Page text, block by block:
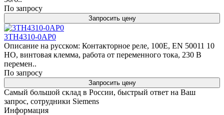
По запросу
Запросить цену
3TH4310-0AP0
Описание на русском: Контакторное реле, 100E, EN 50011 10
НО, винтовая клемма, работа от переменного тока, 230 В
перемен..
По запросу
Запросить цену
Самый большой склад в России, быстрый ответ на Ваш
запрос, сотрудники Siemens
Информация